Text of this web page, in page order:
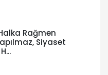
Rağmen
Siyaset